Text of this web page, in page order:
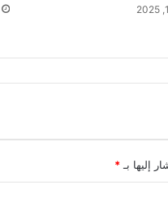
إليها بـ*